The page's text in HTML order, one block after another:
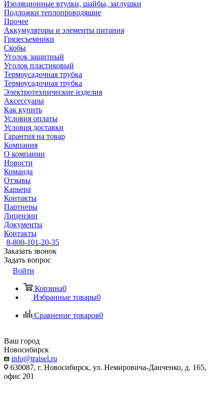
Изоляционные втулки, шайбы, заглушки
Подложки теплопроводящие
Прочее
Аккумуляторы и элементы питания
Грязесъемники
Скобы
Уголок защитный
Уголок пластиковый
Термоусадочная трубка
Термоусадочная трубка
Электротехнические изделия
Аксессуары
Как купить
Условия оплаты
Условия доставки
Гарантия на товар
Компания
О компании
Новости
Команда
Отзывы
Карьера
Контакты
Партнеры
Лицензии
Документы
Контакты
8-800-101-20-35
Заказать звонок
Задать вопрос
Войти
Корзина0
Избранные товары0
Сравнение товаров0
Ваш город
Новосибирск
info@traisel.ru
630087, г. Новосибирск, ул. Немировича-Данченко, д. 165,
офис 201